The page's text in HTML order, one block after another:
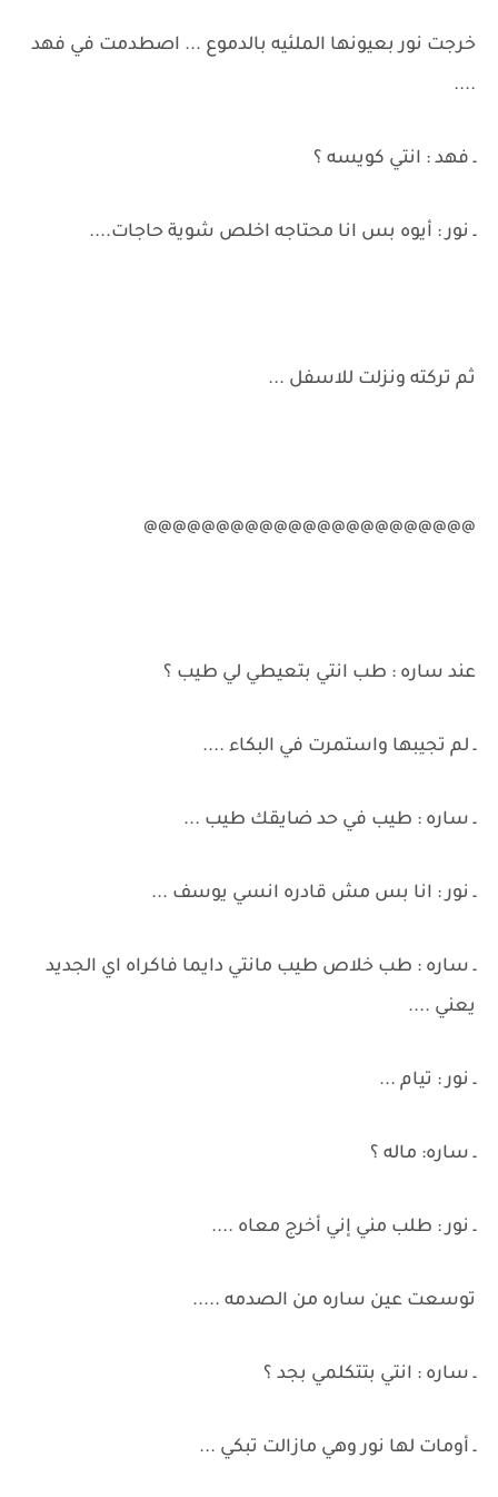
خرجت نور بعيونها الملئيه بالدموع ... اصطدمت في فهد
....
ـ فهد : انتي كويسه ؟
ـ نور : أيوه بس انا محتاجه اخلص شوية حاجات....
ثم تركته ونزلت للاسفل ...
@@@@@@@@@@@@@@@@@@@@@@@
عند ساره : طب انتي بتعيطي لي طيب ؟
ـ لم تجيبها واستمرت في البكاء ....
ـ ساره : طيب في حد ضايقك طيب ...
ـ نور : انا بس مش قادره انسي يوسف ...
ـ ساره : طب خلاص طيب مانتي دايما فاكراه اي الجديد
يعني ....
ـ نور : تيام ...
ـ ساره: ماله ؟
ـ نور : طلب مني إني أخرج معاه ....
توسعت عين ساره من الصدمه .....
ـ ساره : انتي بتتكلمي بجد ؟
ـ أومات لها نور وهي مازالت تبكي ...